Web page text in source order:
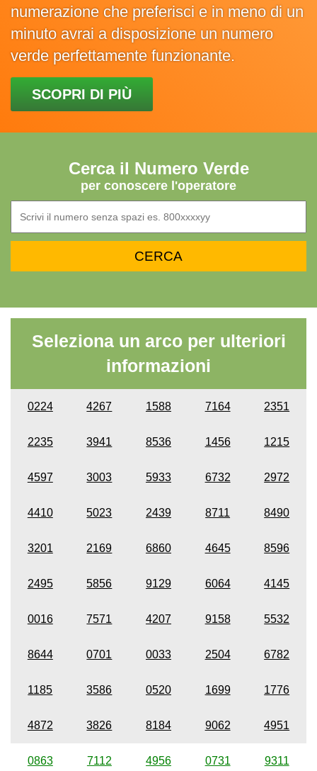
numerazione che preferisci e in meno di un
minuto avrai a disposizione un numero
verde perfettamente funzionante.
SCOPRI DI PIÙ
Cerca il Numero Verde
per conoscere l'operatore
Seleziona un arco per ulteriori
informazioni
0224 4267 1588 7164 2351
2235 3941 8536 1456 1215
4597 3003 5933 6732 2972
4410 5023 2439 8711 8490
3201 2169 6860 4645 8596
2495 5856 9129 6064 4145
0016 7571 4207 9158 5532
8644 0701 0033 2504 6782
1185 3586 0520 1699 1776
4872 3826 8184 9062 4951
0863 7112 4956 0731 9311